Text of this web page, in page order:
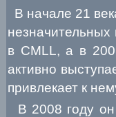
В начале 21
в CMLL, а в
активно
привлекает к
В 2008 году он